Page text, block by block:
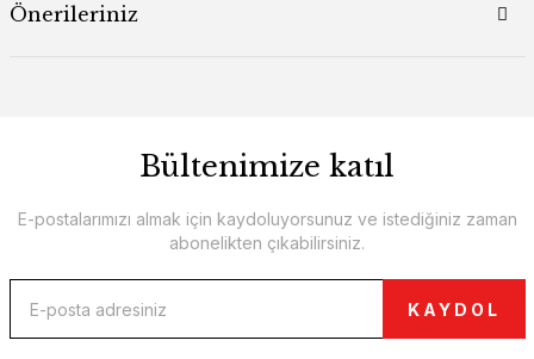
Önerileriniz
Bültenimize katıl
E-postalarımızı almak için kaydoluyorsunuz ve istediğiniz zaman
abonelikten çıkabilirsiniz.
KAYDOL